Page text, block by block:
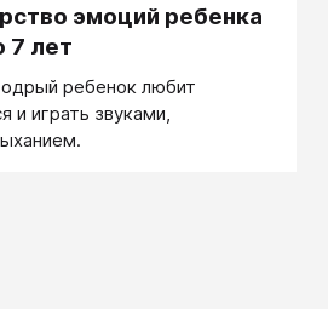
эмоций ребенка
7 лет
ребенок любит
и играть звуками,